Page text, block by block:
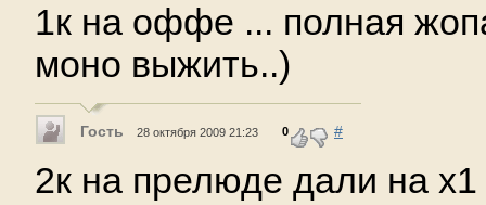
1к на оффе ... полная
моно выжить..)
Гость 28 октября 2009 21:23 0 #
2к на прелюде дали на х1